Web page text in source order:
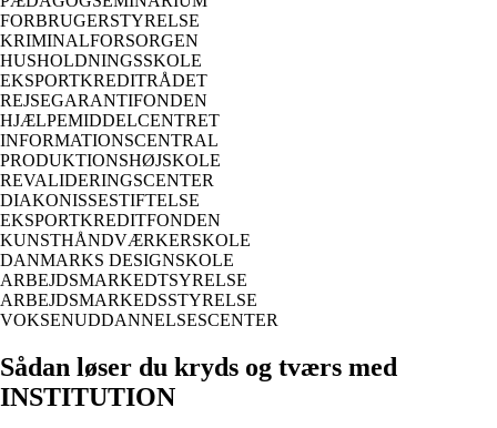
FORBRUGERSTYRELSE
KRIMINALFORSORGEN
HUSHOLDNINGSSKOLE
EKSPORTKREDITRÅDET
REJSEGARANTIFONDEN
HJÆLPEMIDDELCENTRET
INFORMATIONSCENTRAL
PRODUKTIONSHØJSKOLE
REVALIDERINGSCENTER
DIAKONISSESTIFTELSE
EKSPORTKREDITFONDEN
KUNSTHÅNDVÆRKERSKOLE
DANMARKS DESIGNSKOLE
ARBEJDSMARKEDTSYRELSE
ARBEJDSMARKEDSSTYRELSE
VOKSENUDDANNELSESCENTER
Sådan løser du kryds og tværs med
INSTITUTION